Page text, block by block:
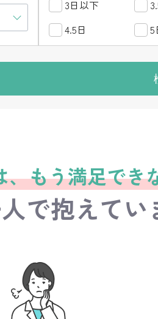
3日以下
4.5日
5
水 木 金
、もう満足でき
で抱えてい